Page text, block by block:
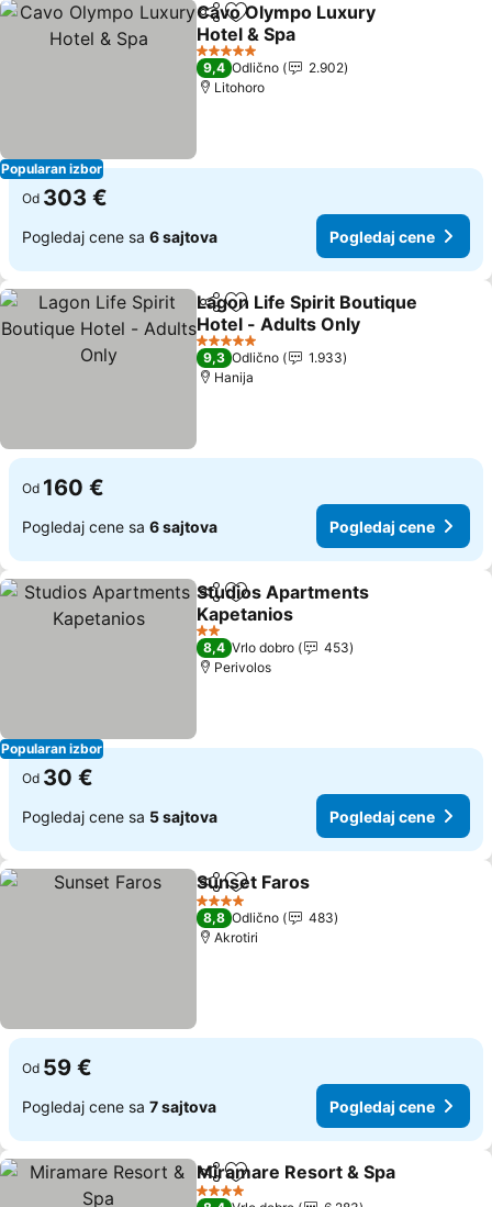
Popularan izbor
Deli Dodati u favorite
Cavo Olympo Luxury
Hotel & Spa
Pogledaj cene
5 Zvezdice
9,4 Odlično
2.902
Litohoro
Od 303 €
Pogledaj cene sa 6 sajtova Pogledaj cene
Deli Dodati u favorite
Lagon Life Spirit Boutique
Hotel - Adults Only
Pogledaj cene
5 Zvezdice
9,3 Odlično
1.933
Hanija
Od 160 €
Pogledaj cene sa 6 sajtova Pogledaj cene
Popularan izbor
Deli Dodati u favorite
Studios Apartments
Kapetanios
Pogledaj cene
2 Zvezdice
8,4 Vrlo dobro
453
Perivolos
Od 30 €
Pogledaj cene sa 5 sajtova Pogledaj cene
Deli Dodati u favorite
Sunset Faros
4 Zvezdice
8,8 Odlično
483
Akrotiri
Od 59 €
Pogledaj cene sa 7 sajtova Pogledaj cene
Deli Dodati u favorite
Miramare Resort & Spa
4 Zvezdice